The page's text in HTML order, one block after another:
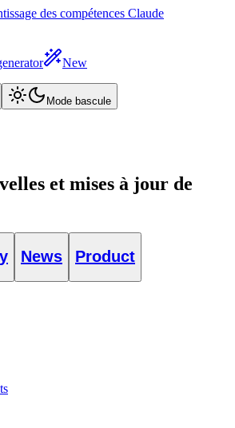
des compétences Claude
New
Mode bascule
et mises à jour de
News Product